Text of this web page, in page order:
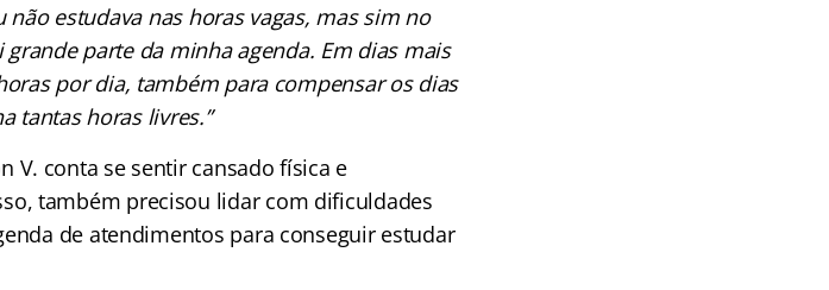
estudava nas horas vagas, mas sim no
parte da minha agenda. Em dias mais
por dia, também para compensar os dias
tantas horas livres.”
V. conta se sentir cansado física e
também precisou lidar com dificuldades
de atendimentos para conseguir estudar